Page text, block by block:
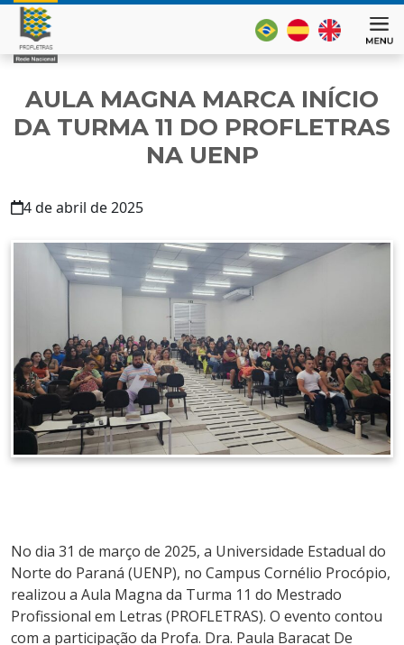
AULA MAGNA MARCA INÍCIO
DA TURMA 11 DO PROFLETRAS
NA UENP
4 de abril de 2025
No dia 31 de março de 2025, a Universidade Estadual do
Norte do Paraná (UENP), no Campus Cornélio Procópio,
realizou a Aula Magna da Turma 11 do Mestrado
Profissional em Letras (PROFLETRAS). O evento contou
com a participação da Profa. Dra. Paula Baracat De